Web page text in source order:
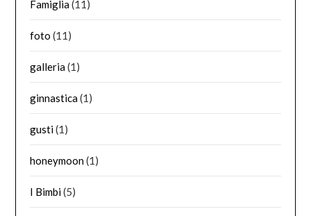
Famiglia(11)
foto (11)
galleria(1)
ginnastica(1)
gusti(1)
honeymoon(1)
I Bimbi(5)